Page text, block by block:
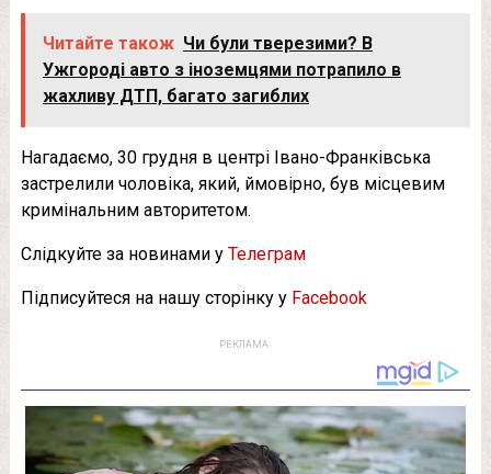
Читайте також Чи були тверезими? В
Ужгороді авто з іноземцями потрапило в
жахливу ДТП, багато загиблих
Нагадаємо, 30 грудня в центрі Івано-Франківська
застрелили чоловіка, який, ймовірно, був місцевим
кримінальним авторитетом.
Слідкуйте за новинами у Телеграм
Підписуйтеся на нашу сторінку у Facebook
РЕКЛАМА: